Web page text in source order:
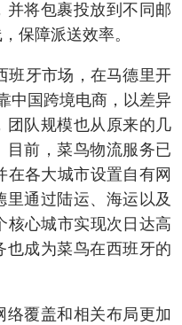
并将包裹投放到不同邮
保障派送效率。
牙市场，在马德里开
中国跨境电商，以差异
团队规模也从原来的几
目前，菜鸟物流服务已
各大城市设置自有网
里通过陆运、海运以及
核心城市实现次日达高
也成为菜鸟在西班牙的
覆盖和相关布局更加